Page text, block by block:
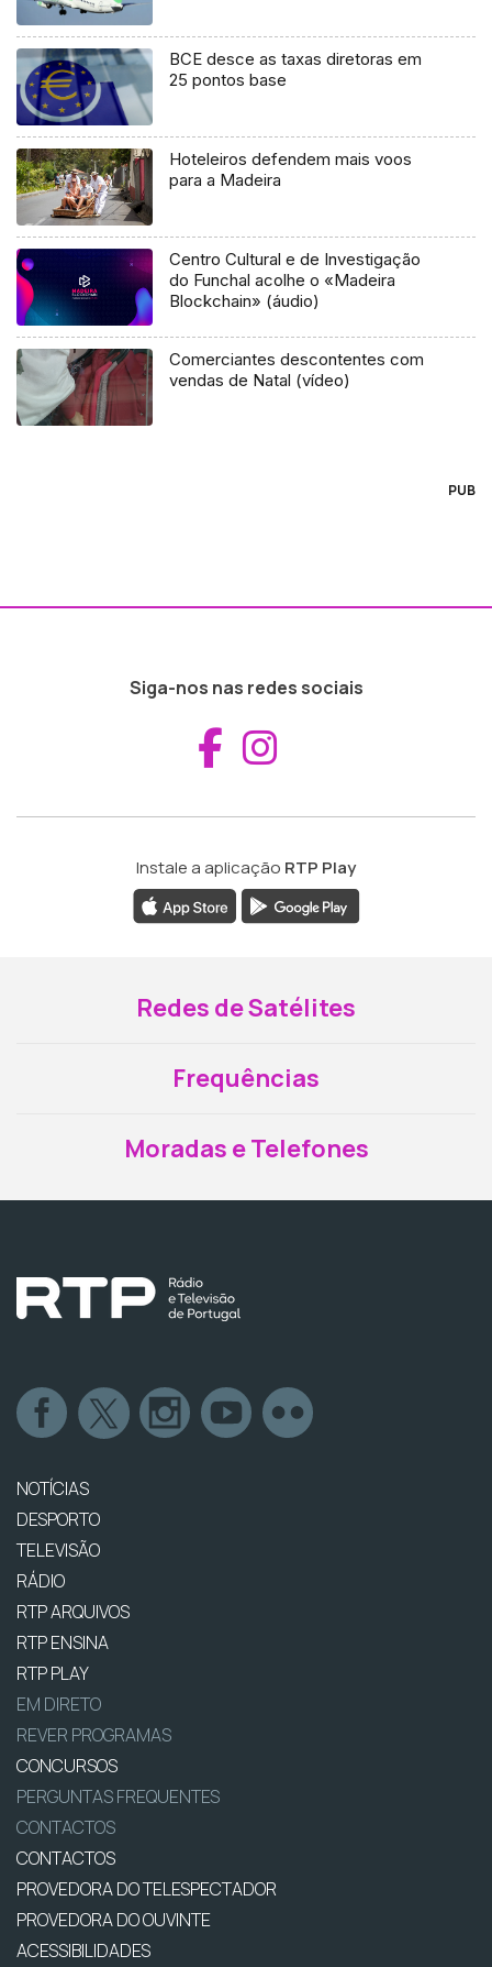
BCE desce as taxas diretoras em
25 pontos base
Hoteleiros defendem mais voos
para a Madeira
Centro Cultural e de Investigação
do Funchal acolhe o «Madeira
Blockchain» (áudio)
Comerciantes descontentes com
vendas de Natal (vídeo)
PUB
Siga-nos nas redes sociais
Aceder ao
Instale a aplicação RTP Play
Redes de Satélites
Frequências
Moradas e Telefones
NOTÍCIAS
DESPORTO
TELEVISÃO
RÁDIO
RTP ARQUIVOS
RTP ENSINA
RTP PLAY
EM DIRETO
REVER PROGRAMAS
CONCURSOS
PERGUNTAS FREQUENTES
CONTACTOS
CONTACTOS
PROVEDORA DO TELESPECTADOR
PROVEDORA DO OUVINTE
ACESSIBILIDADES